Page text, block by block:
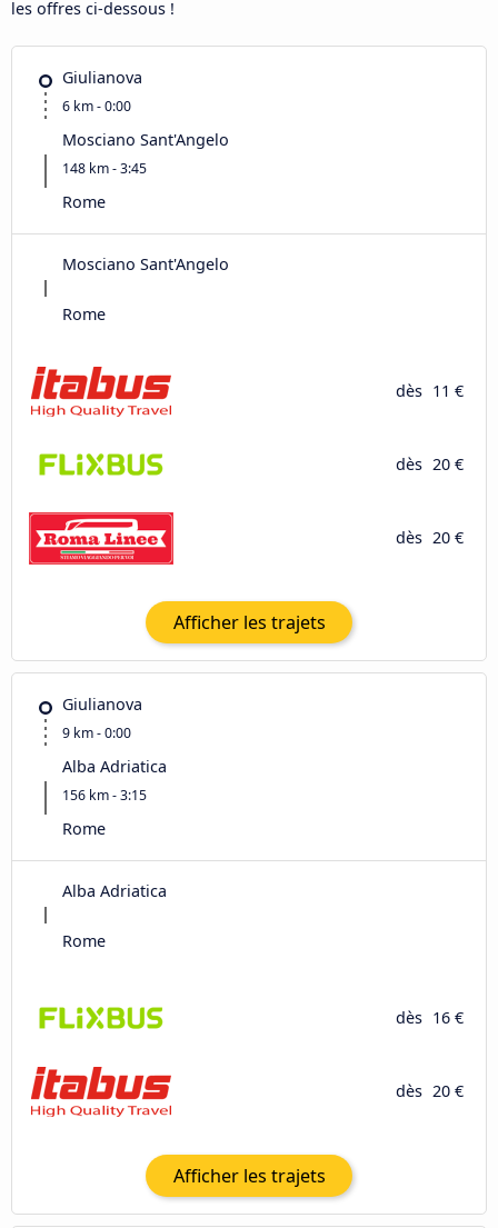
les offres ci-dessous !
Giulianova
6 km - 0:00
Mosciano Sant'Angelo
148 km - 3:45
Rome
Mosciano Sant'Angelo
Rome
dès 11 €
dès 20 €
dès 20 €
Afficher les trajets
Giulianova
9 km - 0:00
Alba Adriatica
156 km - 3:15
Rome
Alba Adriatica
Rome
dès 16 €
dès 20 €
Afficher les trajets